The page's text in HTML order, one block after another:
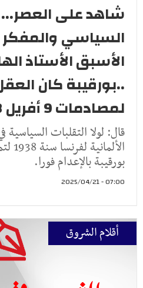
شاهد على
السياسي والمفكر
الأسبق الأستاذ
..بورقيبة كان
لمصادمات 9 أفريل 1938
قال: لولا التقلبات السياسية
بورقيبة بالإعدام فورا.
07:00 - 2025/04/21
أقلام الشروق